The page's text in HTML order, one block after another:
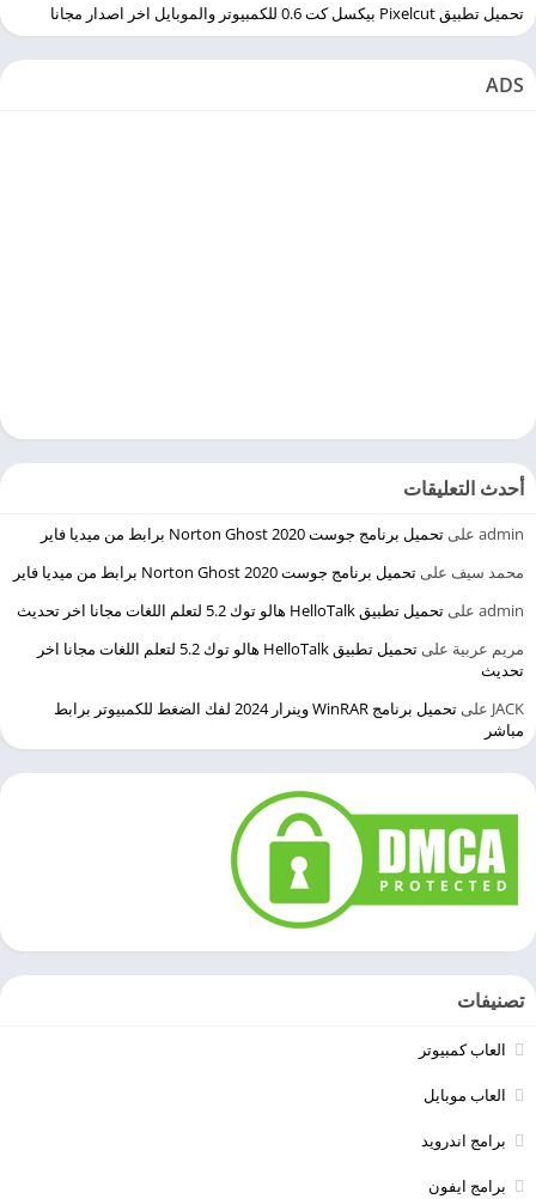
تحميل تطبيق Pixelcut بيكسل كت 0.6 للكمبيوتر والموبايل اخر اصدار مجانا
ADS
أحدث التعليقات
admin على تحميل برنامج جوست 2020 Norton Ghost برابط من ميديا فاير
محمد سيف على تحميل برنامج جوست 2020 Norton Ghost برابط من ميديا فاير
admin على تحميل تطبيق HelloTalk هالو توك 5.2 لتعلم اللغات مجانا اخر تحديث
مريم عربية على
تحميل تطبيق HelloTalk هالو توك 5.2 لتعلم اللغات مجانا اخر
تحديث
JACK على
تحميل برنامج WinRAR وينرار 2024 لفك الضغط للكمبيوتر برابط
مباشر
تصنيفات
العاب كمبيوتر
العاب موبايل
برامج اندرويد
برامج ايفون